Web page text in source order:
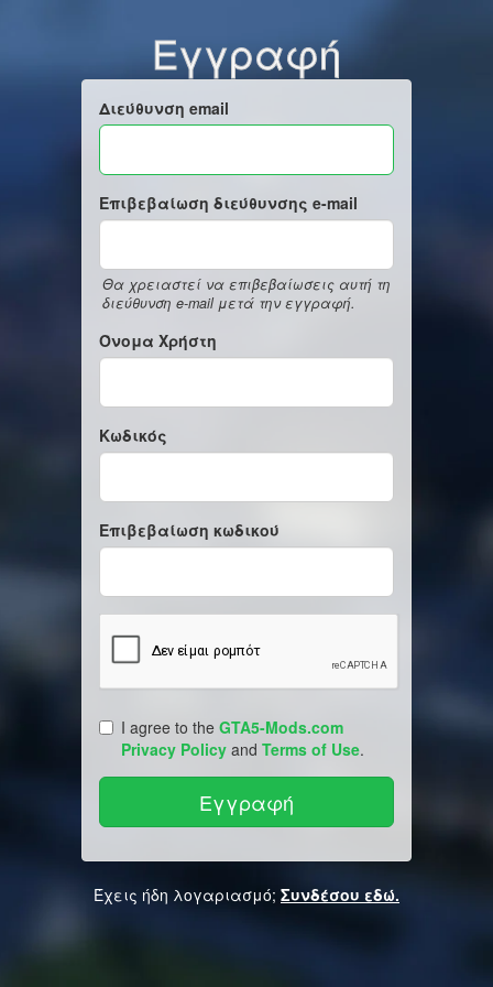
Εγγραφή
Διεύθυνση email
Επιβεβαίωση διεύθυνσης e-mail
Θα χρειαστεί να επιβεβαίωσεις αυτή τη
διεύθυνση e-mail μετά την εγγραφή.
Όνομα Χρήστη
Κωδικός
Επιβεβαίωση κωδικού
I agree to the GTA5-Mods.com
Privacy Policy and Terms of Use.
Έχεις ήδη λογαριασμό; Συνδέσου εδώ.